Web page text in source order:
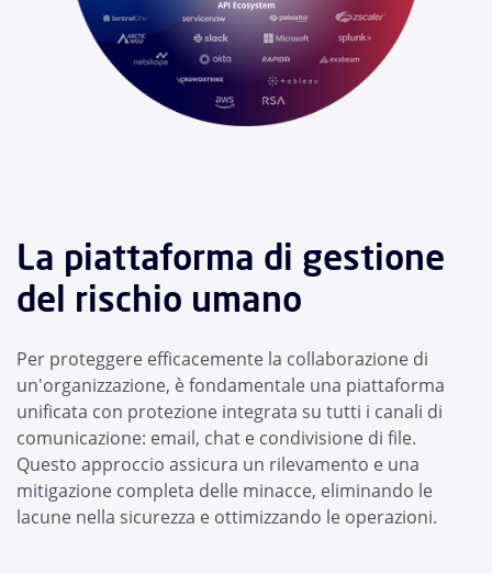
La piattaforma di gestione
del rischio umano
Per proteggere efficacemente la collaborazione di
un'organizzazione, è fondamentale una piattaforma
unificata con protezione integrata su tutti i canali di
comunicazione: email, chat e condivisione di file.
Questo approccio assicura un rilevamento e una
mitigazione completa delle minacce, eliminando le
lacune nella sicurezza e ottimizzando le operazioni.